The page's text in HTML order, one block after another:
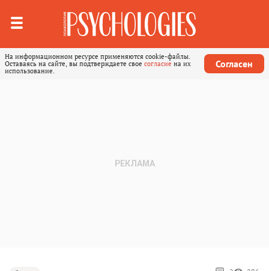
На информационном ресурсе применяются cookie-файлы.
Оставаясь на сайте, вы подтверждаете свое согласие на их
использование.
Согласен